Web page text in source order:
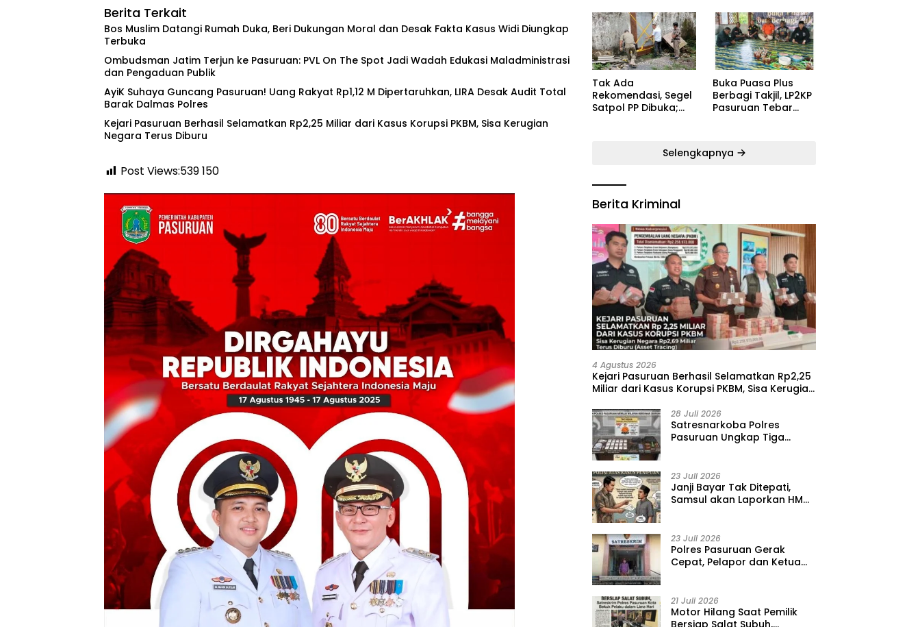
Berita Terkait
‎Bos Muslim Datangi Rumah Duka, Beri Dukungan Moral dan Desak Fakta Kasus Widi Diungkap
Terbuka
‎Ombudsman Jatim Terjun ke Pasuruan: PVL On The Spot Jadi Wadah Edukasi Maladministrasi
dan Pengaduan Publik
‎AyiK Suhaya Guncang Pasuruan! Uang Rakyat Rp1,12 M Dipertaruhkan, LIRA Desak Audit Total
Barak Dalmas Polres
Kejari Pasuruan Berhasil Selamatkan Rp2,25 Miliar dari Kasus Korupsi PKBM, Sisa Kerugian
Negara Terus Diburu
Post Views:539150
Kebugaran
Masyarakat
Kecamatan Satu
Pelatih Demi
Kebangkitan
Persekabpas
‎Tak Ada
Rekomendasi, Segel
Satpol PP Dibuka;
‎Buka Puasa Plus
Berbagi Takjil, LP2KP
Pasuruan Tebar
Selengkapnya
Berita Kriminal
4 Agustus 2026
Kejari Pasuruan Berhasil Selamatkan Rp2,25
Miliar dari Kasus Korupsi PKBM, Sisa Kerugian
28 Juli 2026
‎Satresnarkoba Polres
Pasuruan Ungkap Tiga
23 Juli 2026
‎Janji Bayar Tak Ditepati,
Samsul akan Laporkan HMD
23 Juli 2026
‎Polres Pasuruan Gerak
Cepat, Pelapor dan Ketua
Pasar Desa Randupitu ‎
21 Juli 2026
‎Motor Hilang Saat Pemilik
Bersiap Salat Subuh,